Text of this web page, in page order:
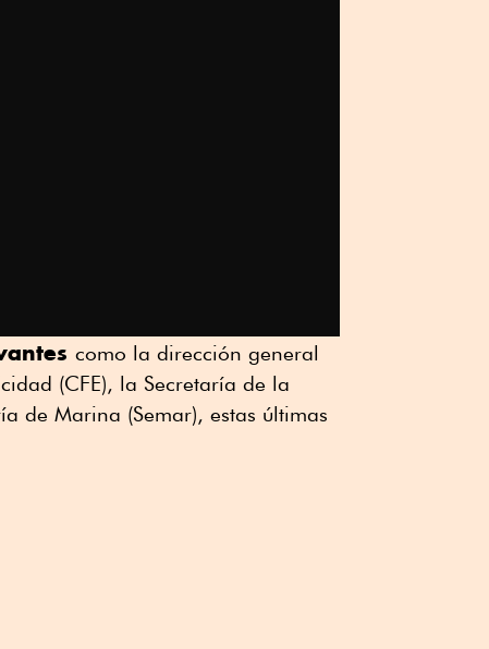
como la dirección general
(CFE), la Secretaría de la
de Marina (Semar), estas últimas